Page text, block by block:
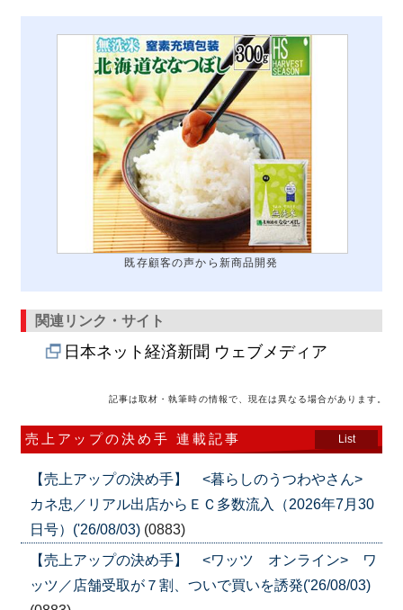
既存顧客の声から新商品開発
関連リンク・サイト
日本ネット経済新聞 ウェブメディア
記事は取材・執筆時の情報で、現在は異なる場合があります。
売上アップの決め手 連載記事 List
【売上アップの決め手】 <暮らしのうつわやさん>
カネ忠／リアル出店からＥＣ多数流入（2026年7月30
日号）('26/08/03) (0883)
【売上アップの決め手】 <ワッツ オンライン> ワ
ッツ／店舗受取が７割、ついで買いを誘発('26/08/03)